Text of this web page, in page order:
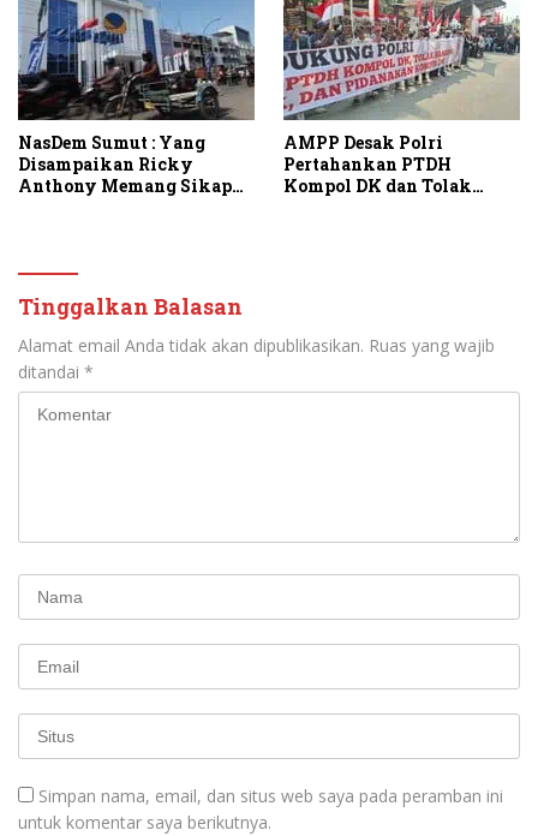
NasDem Sumut : Yang
Disampaikan Ricky
Anthony Memang Sikap
AMPP Desak Polri
Pertahankan PTDH
Kompol DK dan Tolak
Tinggalkan Balasan
Alamat email Anda tidak akan dipublikasikan. Ruas yang wajib
ditandai *
Simpan nama, email, dan situs web saya pada peramban ini
untuk komentar saya berikutnya.